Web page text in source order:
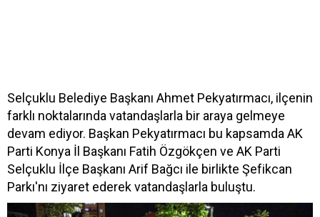
Selçuklu Belediye Başkanı Ahmet Pekyatırmacı, ilçenin
farklı noktalarında vatandaşlarla bir araya gelmeye
devam ediyor. Başkan Pekyatırmacı bu kapsamda AK
Parti Konya İl Başkanı Fatih Özgökçen ve AK Parti
Selçuklu İlçe Başkanı Arif Bağcı ile birlikte Şefikcan
Parkı'nı ziyaret ederek vatandaşlarla buluştu.